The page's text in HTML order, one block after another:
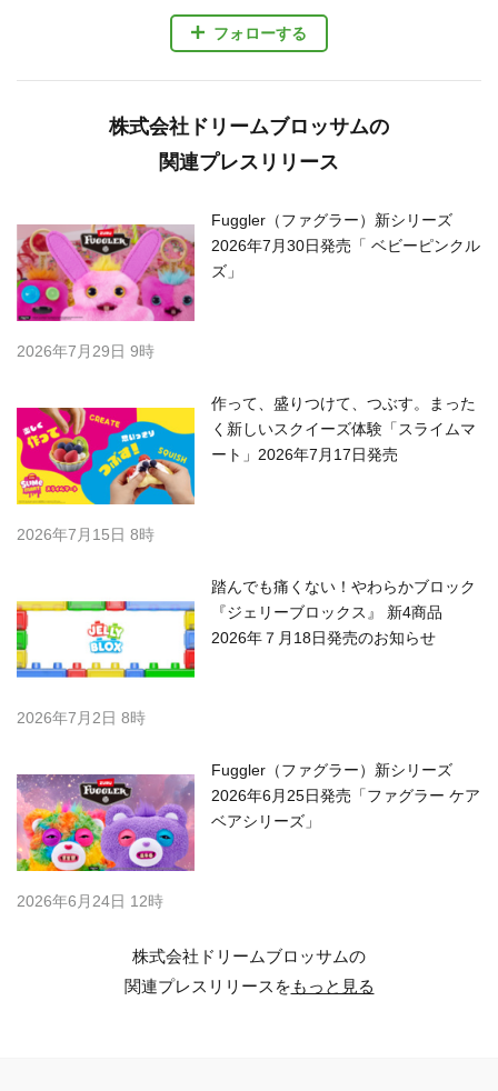
フォローする
株式会社ドリームブロッサムの
関連プレスリリース
Fuggler（ファグラー）新シリーズ
2026年7月30日発売「 ベビーピンクル
ズ」
2026年7月29日 9時
作って、盛りつけて、つぶす。まった
く新しいスクイーズ体験「スライムマ
ート」2026年7月17日発売
2026年7月15日 8時
踏んでも痛くない！やわらかブロック
『ジェリーブロックス』 新4商品
2026年７月18日発売のお知らせ
2026年7月2日 8時
Fuggler（ファグラー）新シリーズ
2026年6月25日発売「ファグラー ケア
ベアシリーズ」
2026年6月24日 12時
株式会社ドリームブロッサムの
関連プレスリリースをもっと見る